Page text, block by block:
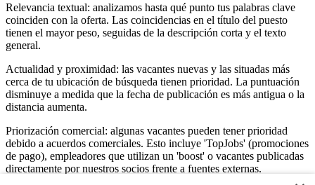
Relevancia textual: analizamos hasta qué punto tus palabras clave
coinciden con la oferta. Las coincidencias en el título del puesto
tienen el mayor peso, seguidas de la descripción corta y el texto
general.
Actualidad y proximidad: las vacantes nuevas y las situadas más
cerca de tu ubicación de búsqueda tienen prioridad. La puntuación
disminuye a medida que la fecha de publicación es más antigua o la
distancia aumenta.
Priorización comercial: algunas vacantes pueden tener prioridad
debido a acuerdos comerciales. Esto incluye 'TopJobs' (promociones
de pago), empleadores que utilizan un 'boost' o vacantes publicadas
directamente por nuestros socios frente a fuentes externas.